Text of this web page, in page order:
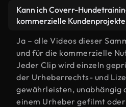
Kann ich Coverr-
kommerzielle
Ja – alle Videos dieser
und für die kommerzielle
Jeder Clip wird einzeln
der Urheberrechts- und
gewährleisten, unabhängig
einem Urheber gefilmt